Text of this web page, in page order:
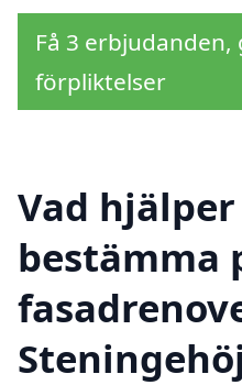
Få 3
förpliktelser
Vad
bestämma